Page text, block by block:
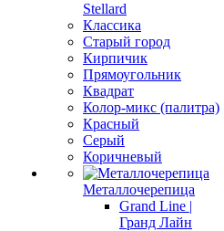
Stellard
Классика
Старый город
Кирпичик
Прямоугольник
Квадрат
Колор-микс (палитра)
Красный
Серый
Коричневый
Металлочерепица
Grand Line |
Гранд Лайн